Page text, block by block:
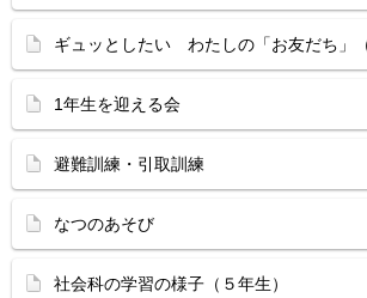
ギュッとしたい わたしの「お友だち」
1年生を迎える会
避難訓練・引取訓練
なつのあそび
社会科の学習の様子（５年生）